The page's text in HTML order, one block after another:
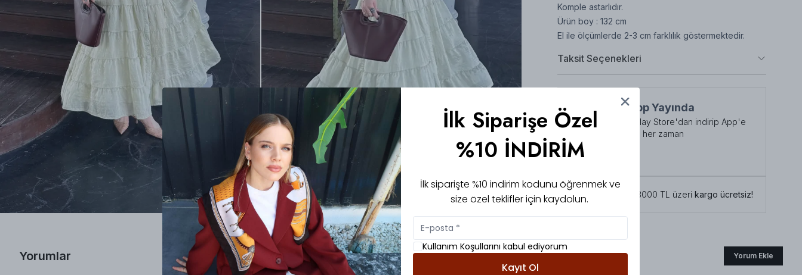
Komple astarlıdır.
Ürün boy : 132 cm
El ile ölçümlerde 2-3 cm farklılık göstermektedir.
Taksit Seçenekleri
NuuWears App Yayında
App Store veya Play Store'dan indirip App'e
özel indirimlerden her zaman
faydalanabilirsiniz
Şimdi İndirin!
Tüm siparişlerde 3000 TL üzeri kargo ücretsiz!
Yorumlar Yorum Ekle
İlk Siparişe Özel
%10 İNDİRİM
İlk siparişte %10 indirim kodunu öğrenmek ve
size özel teklifler için kaydolun.
Kullanım Koşullarını kabul ediyorum
Kayıt Ol